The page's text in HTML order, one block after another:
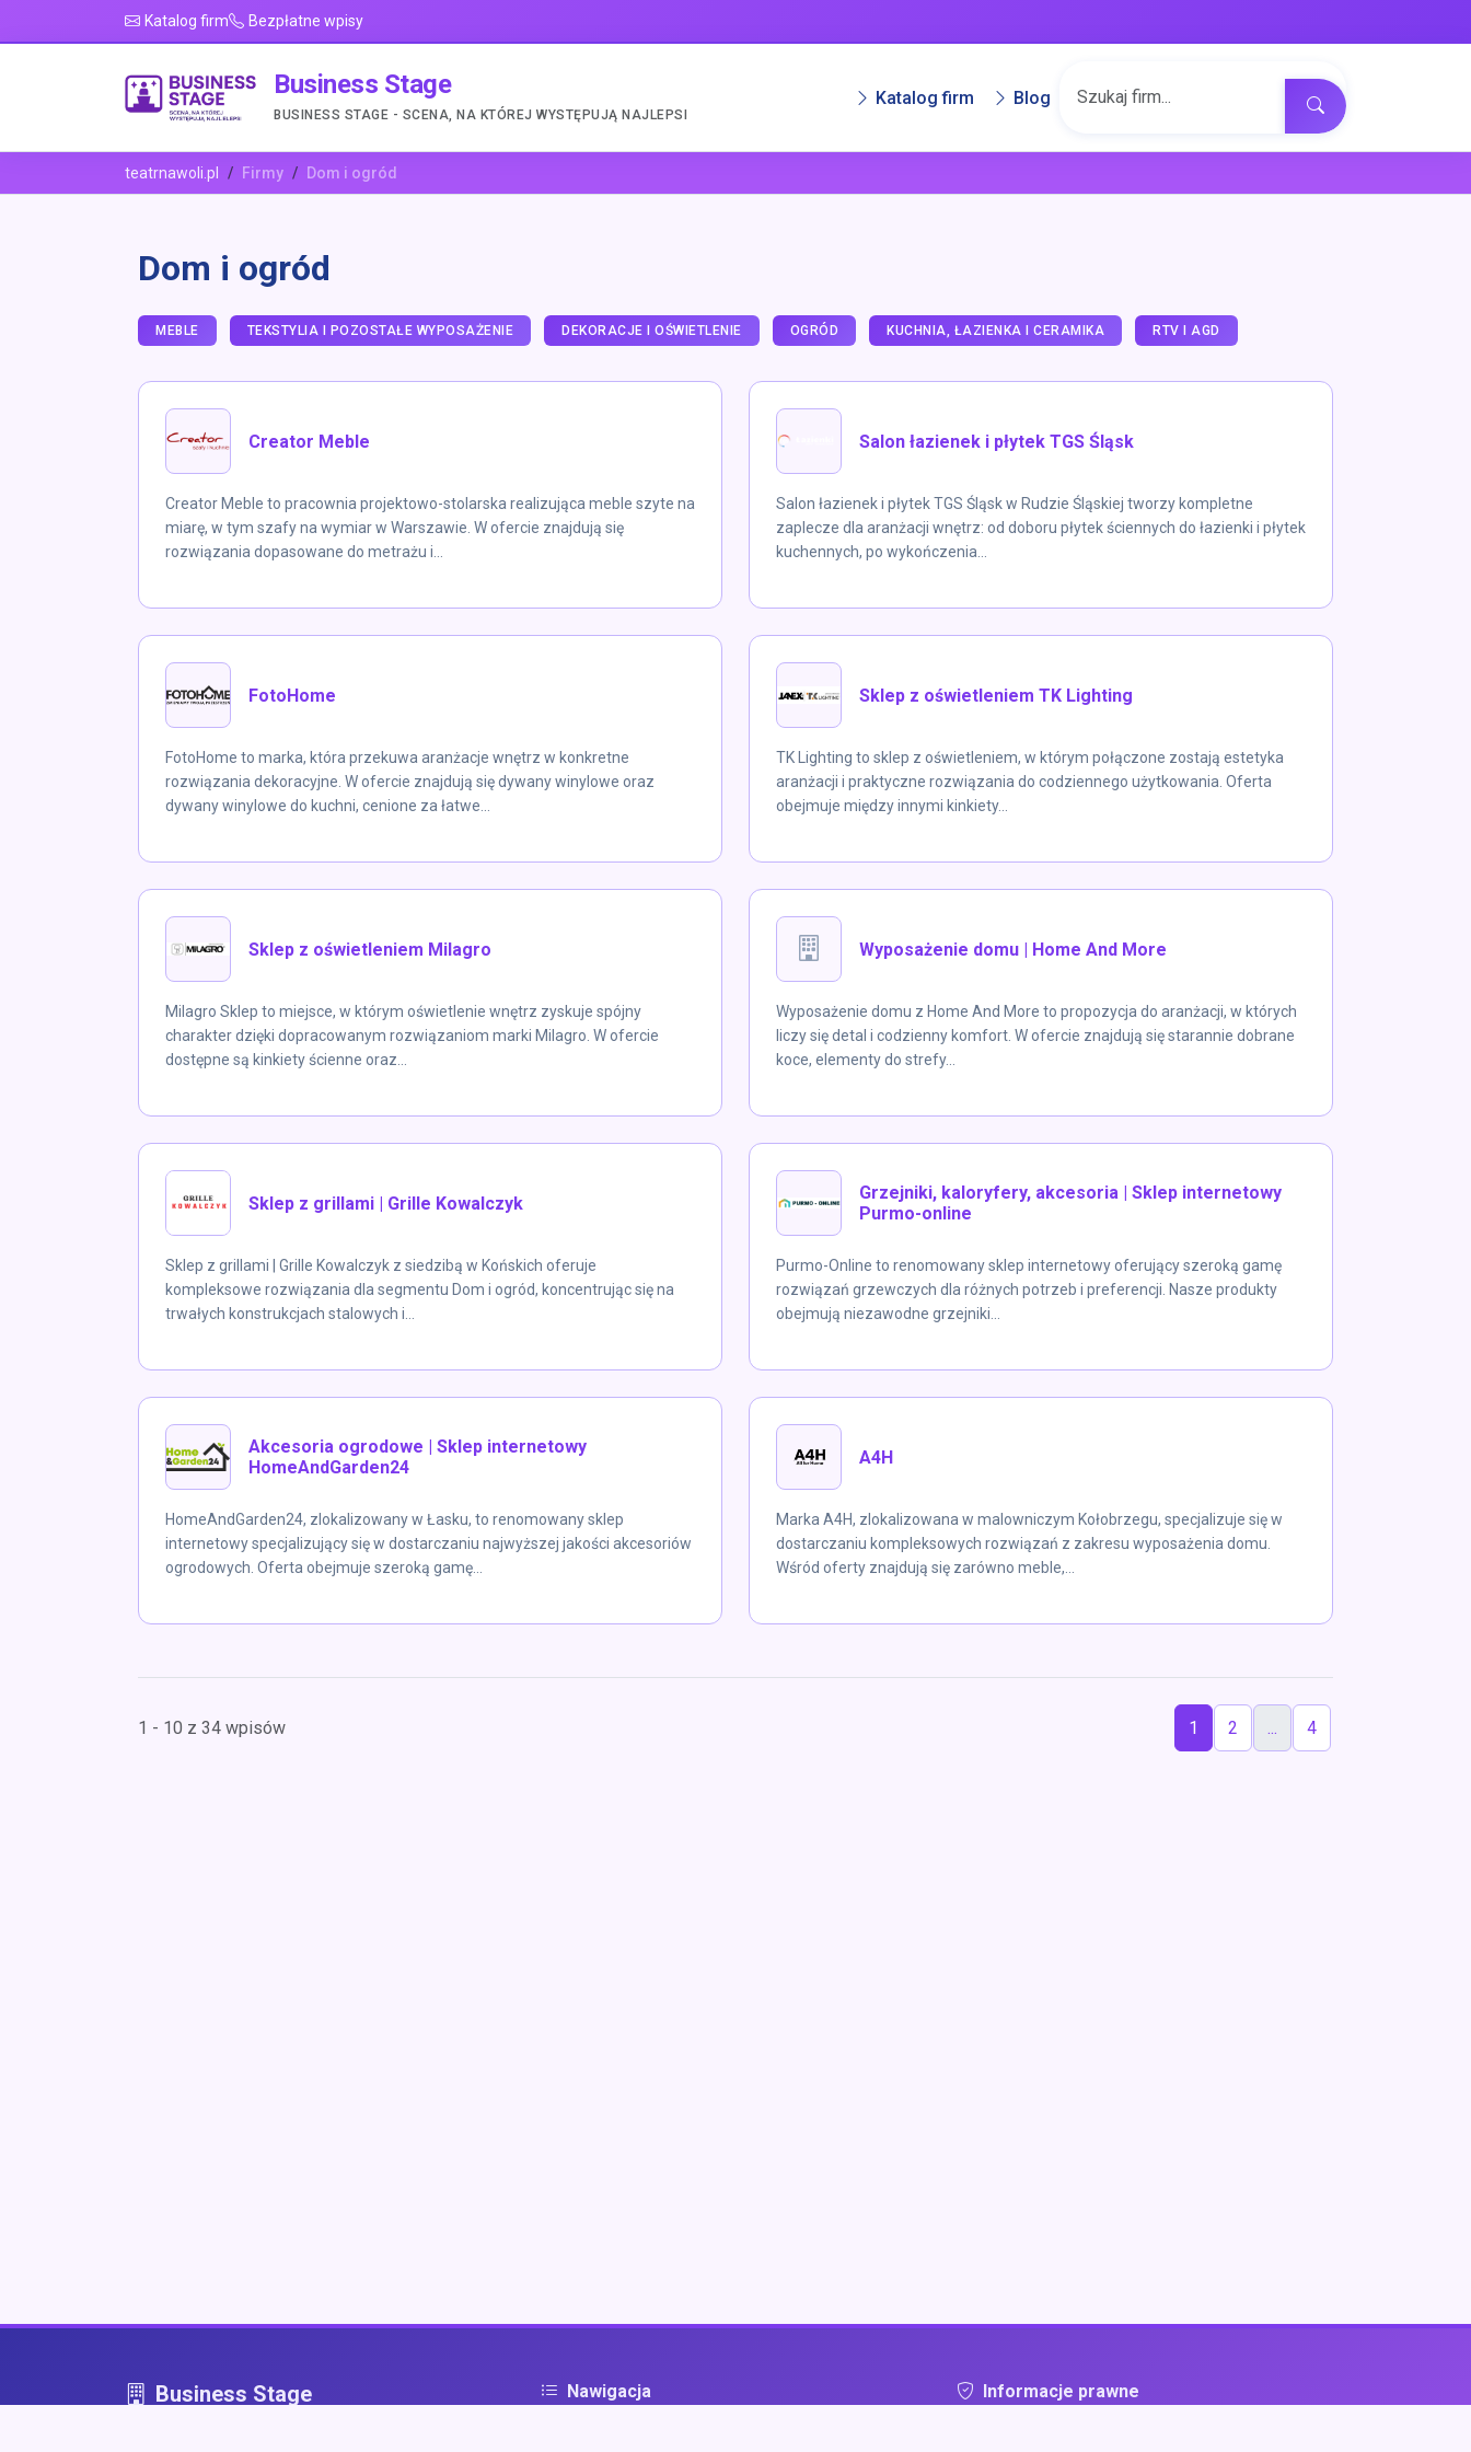
Katalog firm Bezpłatne wpisy
Business Stage
BUSINESS STAGE - SCENA, NA KTÓREJ WYSTĘPUJĄ NAJLEPSI
Katalog firm Blog
teatrnawoli.pl Firmy Dom i ogród
Dom i ogród
MEBLE TEKSTYLIA I POZOSTAŁE WYPOSAŻENIE DEKORACJE I OŚWIETLENIE OGRÓD KUCHNIA, ŁAZIENKA I CERAMIKA RTV I AGD
Creator Meble
Creator Meble to pracownia projektowo-stolarska realizująca meble szyte na
miarę, w tym szafy na wymiar w Warszawie. W ofercie znajdują się
rozwiązania dopasowane do metrażu i...
Salon łazienek i płytek TGS Śląsk
Salon łazienek i płytek TGS Śląsk w Rudzie Śląskiej tworzy kompletne
zaplecze dla aranżacji wnętrz: od doboru płytek ściennych do łazienki i płytek
kuchennych, po wykończenia...
FotoHome
FotoHome to marka, która przekuwa aranżacje wnętrz w konkretne
rozwiązania dekoracyjne. W ofercie znajdują się dywany winylowe oraz
dywany winylowe do kuchni, cenione za łatwe...
Sklep z oświetleniem TK Lighting
TK Lighting to sklep z oświetleniem, w którym połączone zostają estetyka
aranżacji i praktyczne rozwiązania do codziennego użytkowania. Oferta
obejmuje między innymi kinkiety...
Sklep z oświetleniem Milagro
Milagro Sklep to miejsce, w którym oświetlenie wnętrz zyskuje spójny
charakter dzięki dopracowanym rozwiązaniom marki Milagro. W ofercie
dostępne są kinkiety ścienne oraz...
Wyposażenie domu | Home And More
Wyposażenie domu z Home And More to propozycja do aranżacji, w których
liczy się detal i codzienny komfort. W ofercie znajdują się starannie dobrane
koce, elementy do strefy...
Sklep z grillami | Grille Kowalczyk
Sklep z grillami | Grille Kowalczyk z siedzibą w Końskich oferuje
kompleksowe rozwiązania dla segmentu Dom i ogród, koncentrując się na
trwałych konstrukcjach stalowych i...
Grzejniki, kaloryfery, akcesoria | Sklep internetowy
Purmo-online
Purmo-Online to renomowany sklep internetowy oferujący szeroką gamę
rozwiązań grzewczych dla różnych potrzeb i preferencji. Nasze produkty
obejmują niezawodne grzejniki...
Akcesoria ogrodowe | Sklep internetowy
HomeAndGarden24
HomeAndGarden24, zlokalizowany w Łasku, to renomowany sklep
internetowy specjalizujący się w dostarczaniu najwyższej jakości akcesoriów
ogrodowych. Oferta obejmuje szeroką gamę...
A4H
Marka A4H, zlokalizowana w malowniczym Kołobrzegu, specjalizuje się w
dostarczaniu kompleksowych rozwiązań z zakresu wyposażenia domu.
Wśród oferty znajdują się zarówno meble,...
1 - 10 z 34 wpisów 1 2 ... 4
Business Stage Nawigacja Informacje prawne